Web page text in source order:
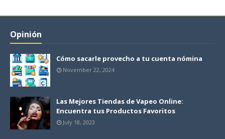
Opinión
Cómo sacarle provecho a tu cuenta nómina
November 22, 2024
Las Mejores Tiendas de Vapeo Online:
Encuentra tus Productos Favoritos
July 18, 2023